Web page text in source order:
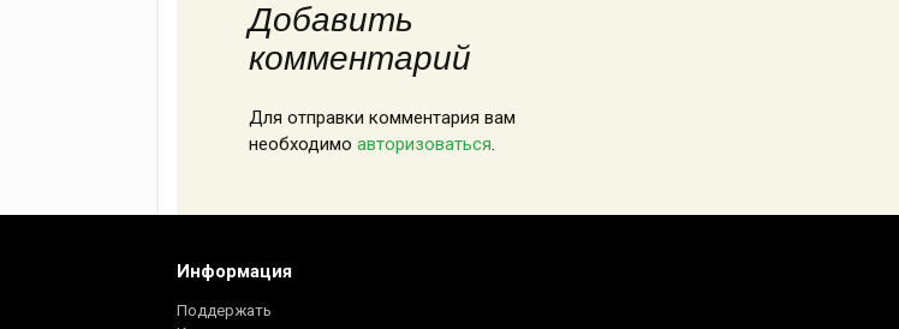
Добавить
комментарий
Для отправки комментария вам
необходимо авторизоваться.
Информация
Поддержать